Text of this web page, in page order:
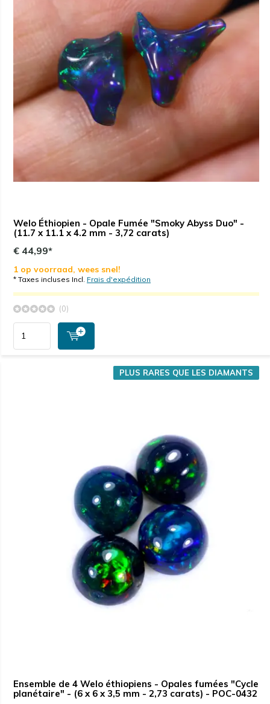
Welo Éthiopien - Opale Fumée "Smoky Abyss Duo" -
(11.7 x 11.1 x 4.2 mm - 3,72 carats)
€ 44,99*
1 op voorraad, wees snel!
* Taxes incluses Incl. Frais d'expédition
(0)
Ensemble de 4 Welo éthiopiens - Opales fumées "Cycle
planétaire" - (6 x 6 x 3,5 mm - 2,73 carats) - POC-0432
PLUS RARES QUE LES DIAMANTS